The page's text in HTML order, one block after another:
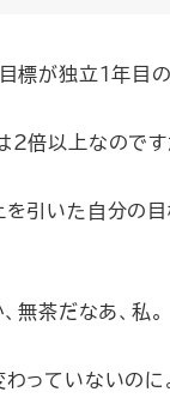
標が独立1年目の2
2倍以上なのです
引いた自分の目
無茶だなあ、私。
っていないのに